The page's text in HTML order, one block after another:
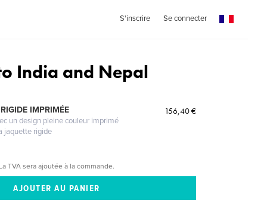
S'inscrire Se connecter
India and Nepal
IMPRIMÉE
un design pleine couleur imprimé
jaquette rigide
156,40 €
TVA sera ajoutée à la commande.